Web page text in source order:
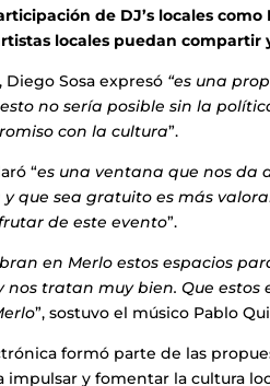
de DJ’s locales
locales puedan
Sosa expresó “es una
esto no sería posible sin la
con la cultura”.
“es una ventana que nos da
que sea gratuito es más
de este evento”.
en Merlo estos espacios
nos tratan muy bien. Que
”, sostuvo el músico Pablo
formó parte de las
impulsar y fomentar la cultura